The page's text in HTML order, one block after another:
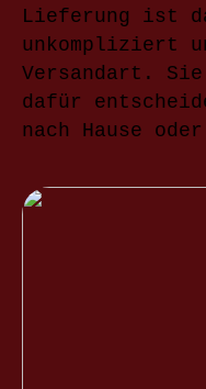
Lieferung ist
unkompliziert
Versandart.
dafür
nach Hause